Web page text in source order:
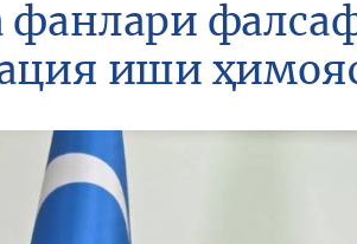
фанлари
иши